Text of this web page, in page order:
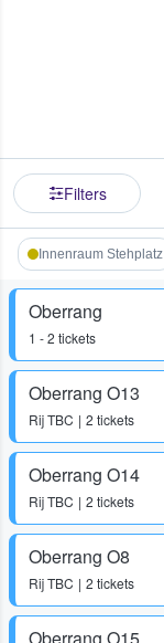
Filters
Innenraum Stehplatz
Oberrang
1 - 2 tickets
Oberrang O13
RijTBC 2 tickets
Oberrang O14
RijTBC 2 tickets
Oberrang O8
RijTBC 2 tickets